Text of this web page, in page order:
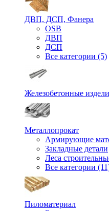
ДВП, ДСП, Фанера
OSB
ДВП
ДСП
Все категории (5)
Железобетонные
Металлопрокат
Армирующие
Закладные детали
Леса
Все категории
Пиломатериал